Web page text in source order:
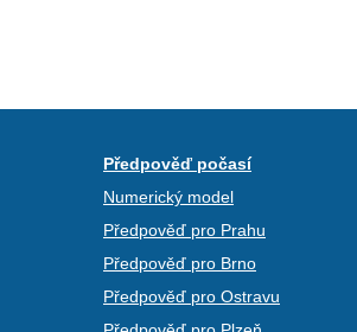
Předpověď počasí
Numerický model
Předpověď pro Prahu
Předpověď pro Brno
Předpověď pro Ostravu